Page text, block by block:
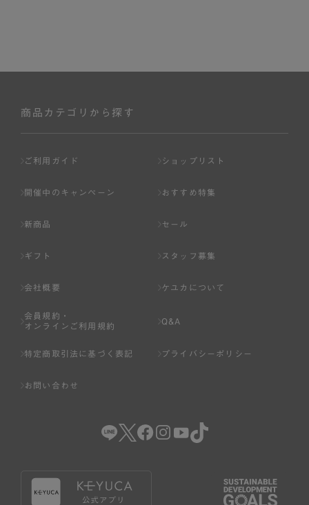
商品カテゴリから探す
ご利用ガイド ショップリスト
開催中のキャンペーン おすすめ特集
新商品 セール
ギフト スタッフ募集
会社概要 ケユカについて
会員規約・
オンラインご利用規約
Q&A
特定商取引法に基づく表記 プライバシーポリシー
お問い合わせ